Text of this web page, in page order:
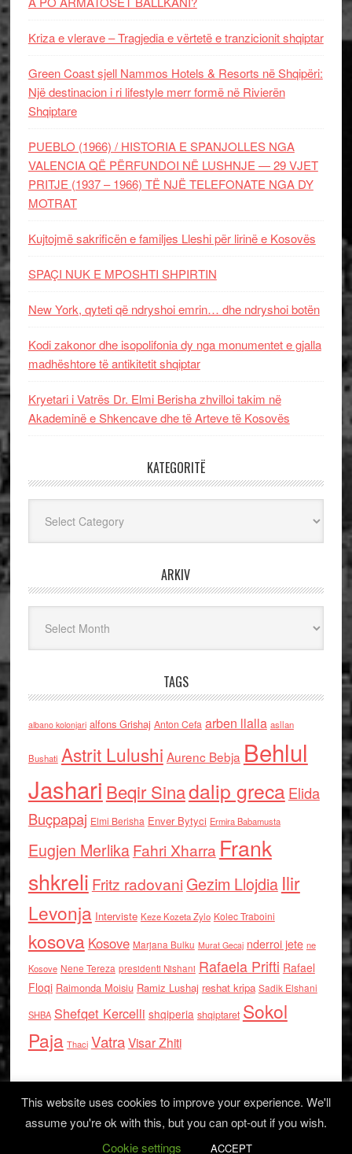
Kriza e vlerave – Tragjedia e vërtetë e tranzicionit shqiptar
Green Coast sjell Nammos Hotels & Resorts në Shqipëri:
Një destinacion i ri lifestyle merr formë në Rivierën
Shqiptare
PUEBLO (1966) / HISTORIA E SPANJOLLES NGA
VALENCIA QË PËRFUNDOI NË LUSHNJE — 29 VJET
PRITJE (1937 – 1966) TË NJË TELEFONATE NGA DY
MOTRAT
Kujtojmë sakrificën e familjes Lleshi për lirinë e Kosovës
SPAÇI NUK E MPOSHTI SHPIRTIN
New York, qyteti që ndryshoi emrin… dhe ndryshoi botën
Kodi zakonor dhe isopolifonia dy nga monumentet e gjalla
madhështore të antikitetit shqiptar
Kryetari i Vatrës Dr. Elmi Berisha zhvilloi takim në
Akademinë e Shkencave dhe të Arteve të Kosovës
KATEGORITË
ARKIV
TAGS
albano kolonjari alfons Grishaj Anton Cefa arben llalla asllan
Bushati Astrit Lulushi Aurenc Bebja Behlul
Jashari Beqir Sinadalip grecaElida
Buçpapaj Elmi Berisha Enver Bytyci Ermira Babamusta
Eugjen MerlikaFahri Xharra Frank
shkreli Fritz radovaniGezim Llojdia Ilir
Levonja Interviste Keze Kozeta Zylo Kolec Traboini
kosova Kosove Marjana Bulku Murat Gecaj nderroi jete ne
Kosove Nene Tereza presidenti Nishani Rafaela Prifti Rafael
Floqi Raimonda Moisiu Ramiz Lushaj reshat kripa Sadik Elshani
SHBA Shefqet Kercelli shqiperia shqiptaret Sokol
Paja Thaci VatraVisar Zhiti
Log in
This website uses cookies to improve your experience. We'll
assume you're ok with this, but you can opt-out if you wish.
Cookie settings
ACCEPT